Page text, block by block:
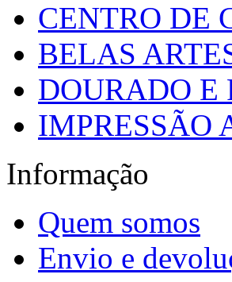
CENTRO DE
BELAS
DOURADO E
IMPRESSÃO
Informação
Quem somos
Envio e